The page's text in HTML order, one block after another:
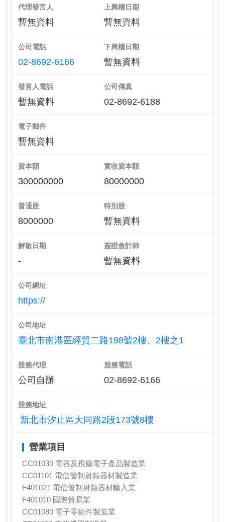
代理發言人
暫無資料
上興櫃日期
暫無資料
公司電話
02-8692-6166
下興櫃日期
暫無資料
發言人電話
暫無資料
公司傳真
02-8692-6188
電子郵件
暫無資料
資本額
300000000
實收資本額
80000000
普通股
8000000
特別股
暫無資料
解散日期
-
簽證會計師
暫無資料
公司網址
https://
公司地址
臺北市南港區經貿二路198號2樓、2樓之1
股務代理
公司自辦
股務電話
02-8692-6166
股務地址
新北市汐止區大同路2段173號8樓
營業項目
CC01030 電器及視聽電子產品製造業
CC01101 電信管制射頻器材製造業
F401021 電信管制射頻器材輸入業
F401010 國際貿易業
CC01080 電子零組件製造業